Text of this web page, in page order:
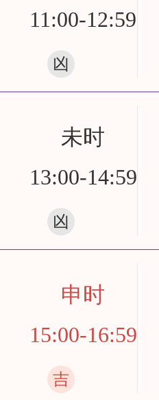
11:00-12:59
凶
未时
13:00-14:59
凶
申时
15:00-16:59
吉